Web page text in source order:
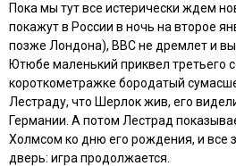
Пока мы тут все истерически ждем
покажут в России в ночь на второе
позже Лондона), BBC не дремлет и
Ютюбе маленький приквел третьего
короткометражке бородатый
Лестраду, что Шерлок жив, его
Германии. А потом Лестрад
Холмсом ко дню его рождения, и все
дверь: игра продолжается.